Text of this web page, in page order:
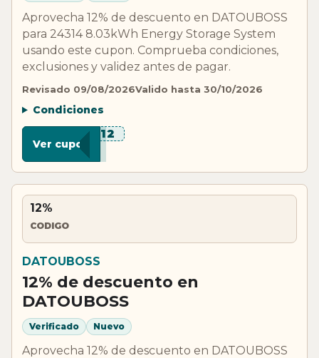
Aprovecha 12% de descuento en DATOUBOSS
para 24314 8.03kWh Energy Storage System
usando este cupon. Comprueba condiciones,
exclusiones y validez antes de pagar.
Revisado 09/08/2026Valido hasta 30/10/2026
Condiciones
***J12
Ver cupon
12%
CODIGO
DATOUBOSS
12% de descuento en
DATOUBOSS
Verificado Nuevo
Aprovecha 12% de descuento en DATOUBOSS